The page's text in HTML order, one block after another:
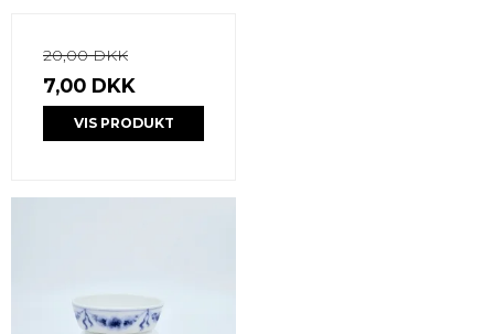
20,00 DKK
7,00 DKK
VIS PRODUKT